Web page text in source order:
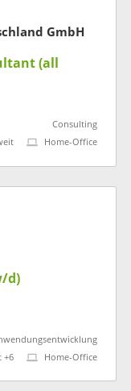
GmbH
(all
Consulting
Home-Office
d)
+6
Home-Office